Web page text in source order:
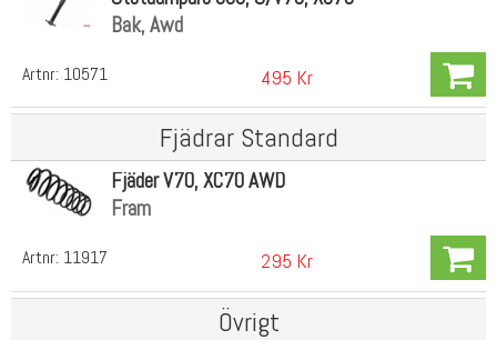
Artnr: 10571
Bak, Awd
495 Kr
Fjädrar Standard
Artnr: 11917
Fjäder V70, XC70 AWD
Fram
295 Kr
Övrigt